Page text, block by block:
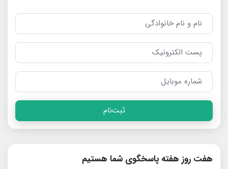
ثبت‌نام
هفت روز هفته پاسخگوی شما هستیم